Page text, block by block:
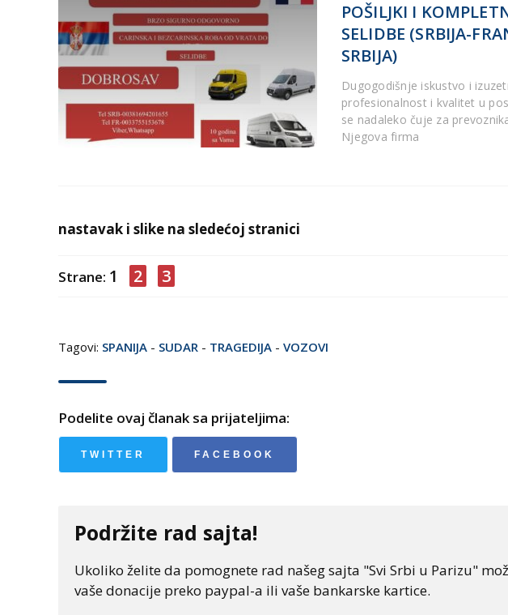
POŠILJKI I
SELIDBE (SRBIJA-
SRBIJA)
Dugogodišnje iskustvo i
profesionalnost i kvalitet u
se nadaleko čuje za
Njegova firma
nastavak i slike na sledećoj stranici
Strane: 1 2 3
Tagovi: SPANIJA - SUDAR - TRAGEDIJA - VOZOVI
Podelite ovaj članak sa prijateljima:
TWITTER FACEBOOK
Podržite rad sajta!
Ukoliko želite da pomognete rad našeg sajta "Svi Srbi u Parizu"
vaše donacije preko paypal-a ili vaše bankarske kartice.